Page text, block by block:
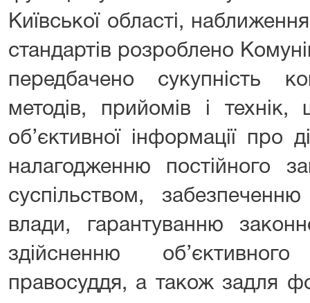
Київської області,
стандартів розроблено
передбачено сукупність
методів, прийомів і
об’єктивної інформації про
налагодженню постійного
суспільством,
влади, гарантуванню
здійсненню
правосуддя, а також задля